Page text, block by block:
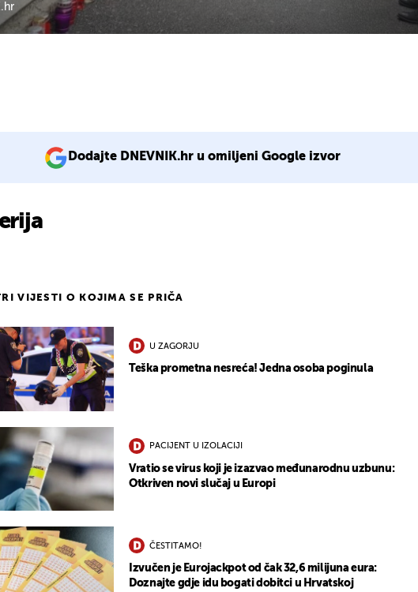
Dodajte DNEVNIK.hr u omiljeni Google izvor
VIJESTI O KOJIMA SE PRIČA
U ZAGORJU
Teška prometna nesreća! Jedna osoba poginula
PACIJENT U IZOLACIJI
Vratio se virus koji je izazvao međunarodnu uzbunu:
Otkriven novi slučaj u Europi
ČESTITAMO!
Izvučen je Eurojackpot od čak 32,6 milijuna eura:
Doznajte gdje idu bogati dobitci u Hrvatskoj